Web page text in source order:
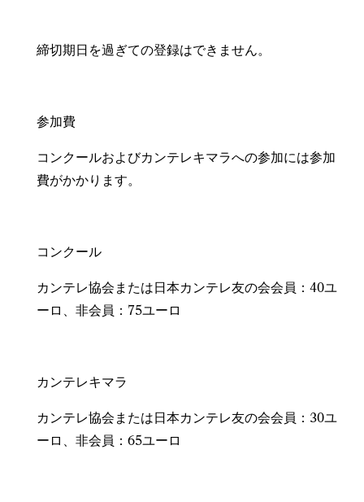
締切期日を過ぎての登録はできません。
参加費
コンクールおよびカンテレキマラへの参加には参加
費がかかります。
コンクール
カンテレ協会または日本カンテレ友の会会員：40ユ
ーロ、非会員：75ユーロ
カンテレキマラ
カンテレ協会または日本カンテレ友の会会員：30ユ
ーロ、非会員：65ユーロ